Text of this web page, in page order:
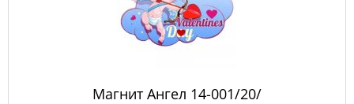
Магнит Ангел 14-001/20/